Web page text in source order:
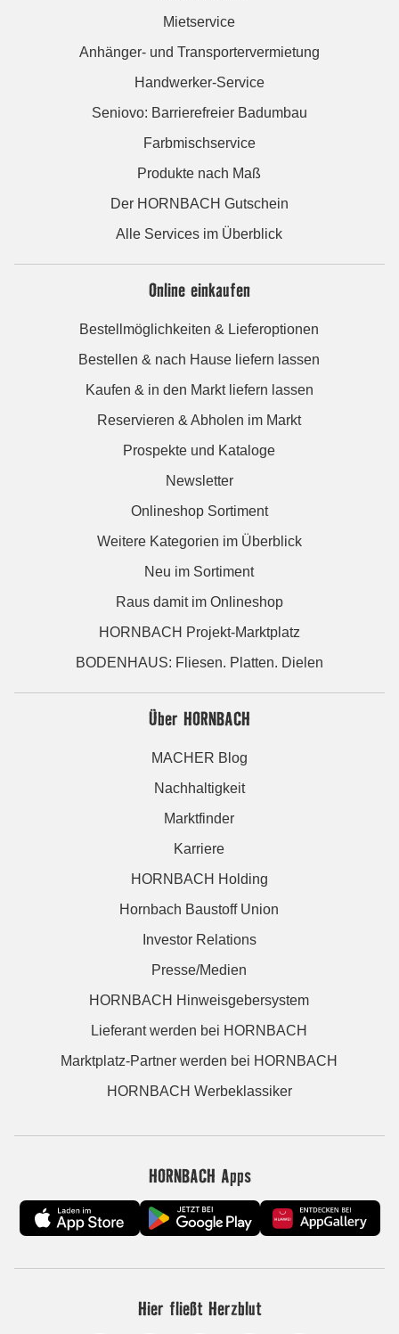
Mietservice
Anhänger- und Transportervermietung
Handwerker-Service
Seniovo: Barrierefreier Badumbau
Farbmischservice
Produkte nach Maß
Der HORNBACH Gutschein
Alle Services im Überblick
Online einkaufen
Bestellmöglichkeiten & Lieferoptionen
Bestellen & nach Hause liefern lassen
Kaufen & in den Markt liefern lassen
Reservieren & Abholen im Markt
Prospekte und Kataloge
Newsletter
Onlineshop Sortiment
Weitere Kategorien im Überblick
Neu im Sortiment
Raus damit im Onlineshop
HORNBACH Projekt-Marktplatz
BODENHAUS: Fliesen. Platten. Dielen
Über HORNBACH
MACHER Blog
Nachhaltigkeit
Marktfinder
Karriere
HORNBACH Holding
Hornbach Baustoff Union
Investor Relations
Presse/Medien
HORNBACH Hinweisgebersystem
Lieferant werden bei HORNBACH
Marktplatz-Partner werden bei HORNBACH
HORNBACH Werbeklassiker
HORNBACH Apps
Hier fließt Herzblut